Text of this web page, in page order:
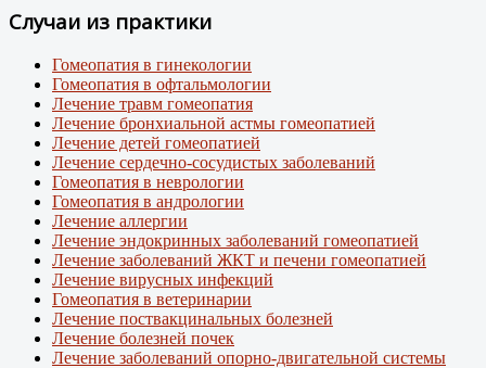
Случаи из практики
Гомеопатия в гинекологии
Гомеопатия в офтальмологии
Лечение травм гомеопатия
Лечение бронхиальной астмы гомеопатией
Лечение детей гомеопатией
Лечение сердечно-сосудистых заболеваний
Гомеопатия в неврологии
Гомеопатия в андрологии
Лечение аллергии
Лечение эндокринных заболеваний гомеопатией
Лечение заболеваний ЖКТ и печени гомеопатией
Лечение вирусных инфекций
Гомеопатия в ветеринарии
Лечение поствакцинальных болезней
Лечение болезней почек
Лечение заболеваний опорно-двигательной системы